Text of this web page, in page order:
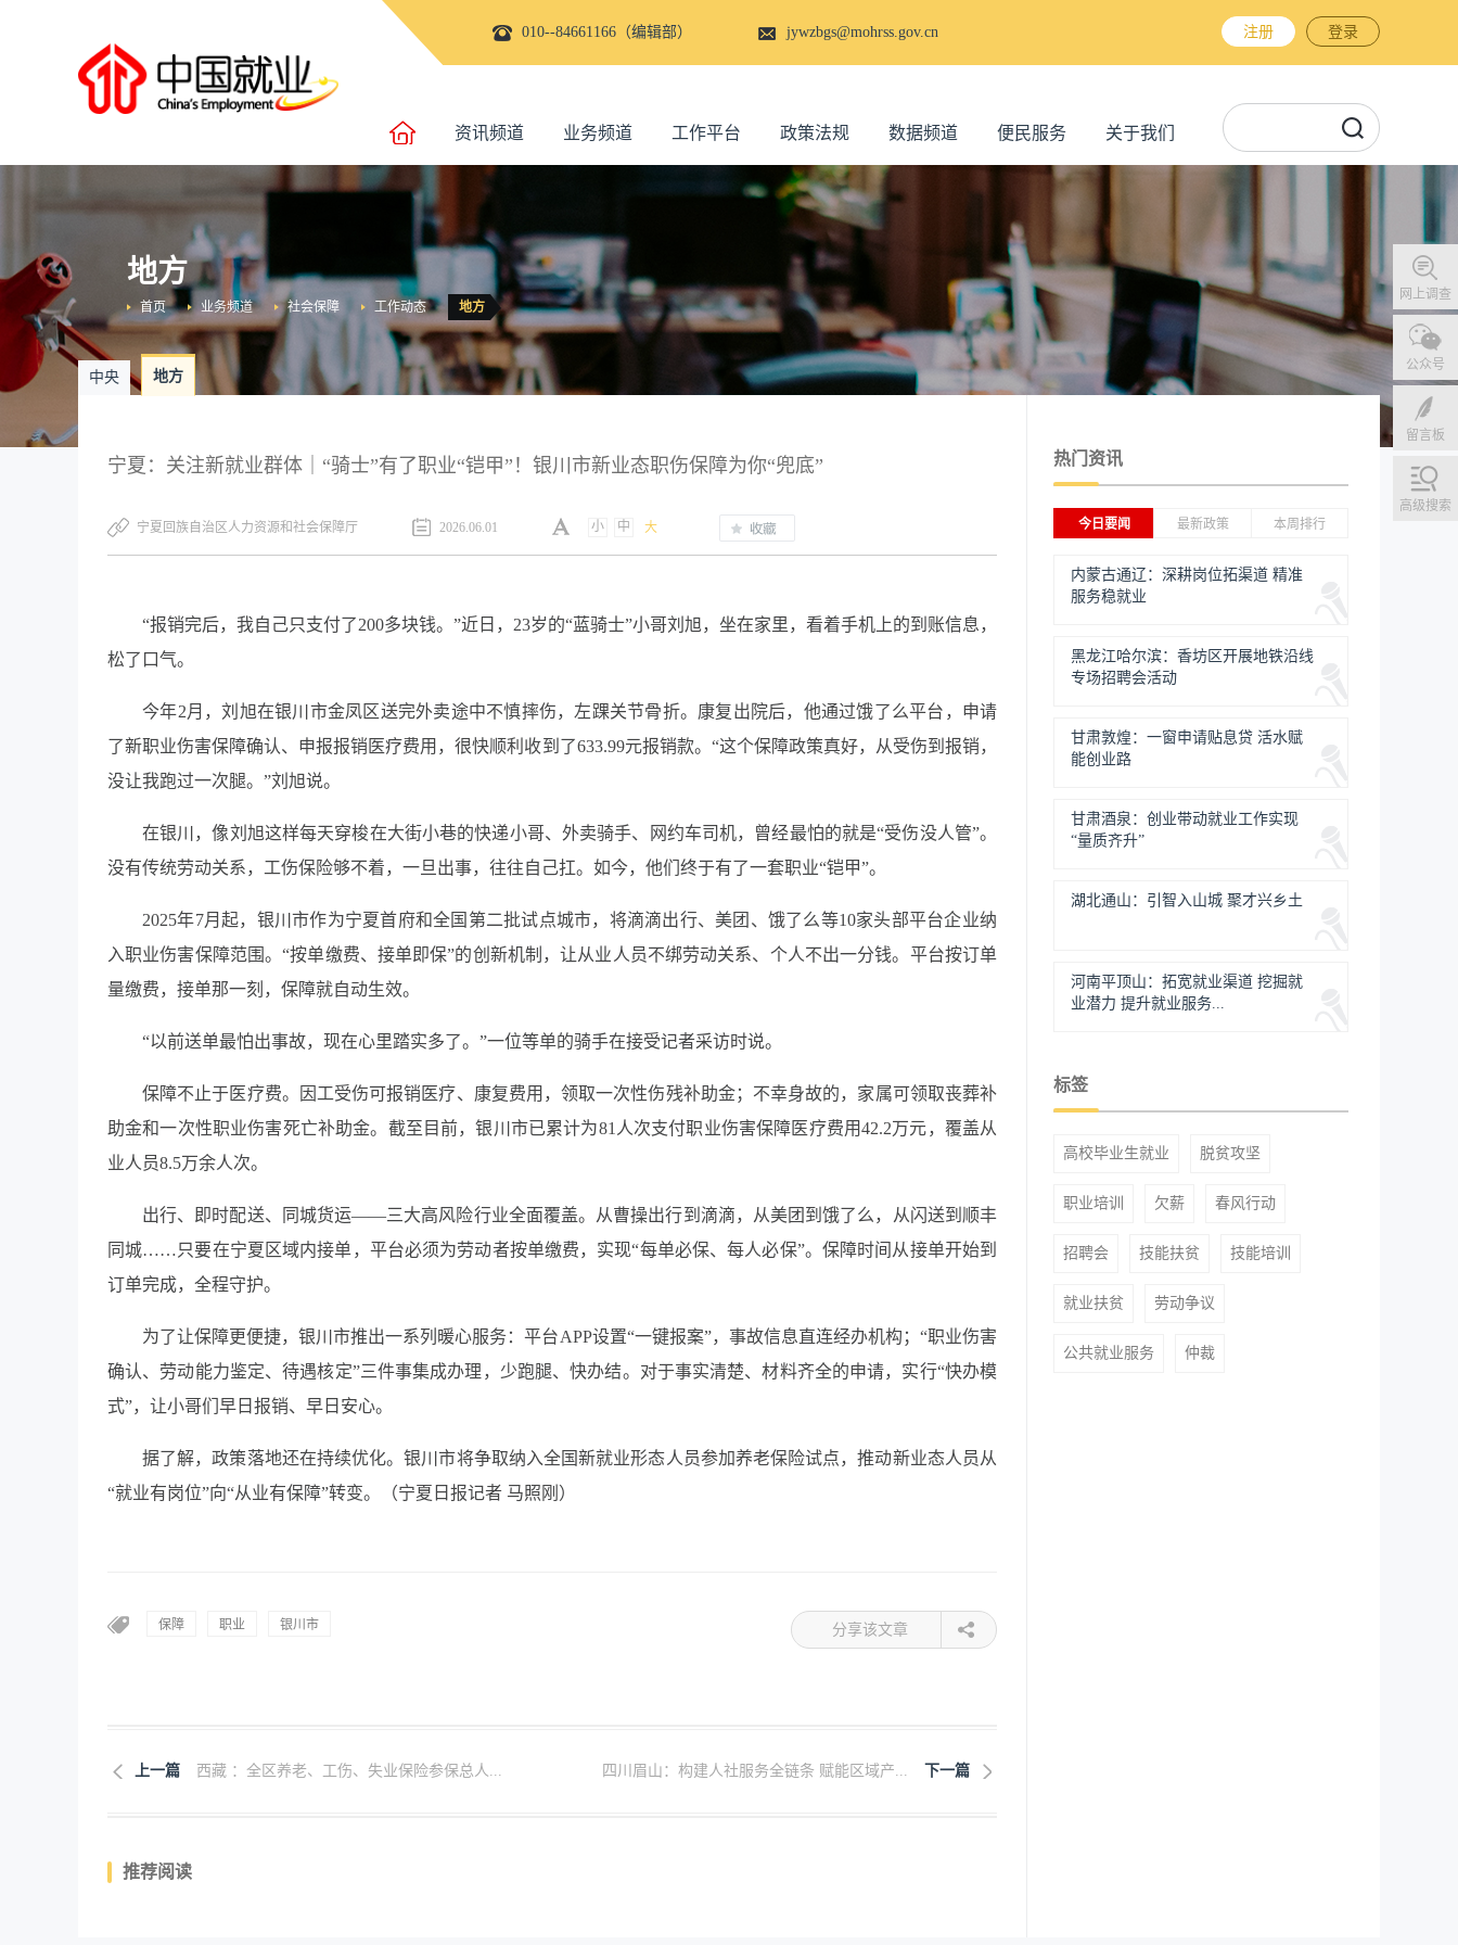
010--84661166（编辑部） jywzbgs@mohrss.gov.cn 注册 登录
资讯频道 业务频道 工作平台 政策法规 数据频道 便民服务 关于我们
网上调查
公众号
留言板
高级搜索
地方
地方
工作动态
社会保障
业务频道
首页
中央 地方
宁夏：关注新就业群体｜“骑士”有了职业“铠甲”！银川市新业态职伤保障为你“兜底”
宁夏回族自治区人力资源和社会保障厅 2026.06.01 小 中 大
“报销完后，我自己只支付了200多块钱。”近日，23岁的“蓝骑士”小哥刘旭，坐在家里，看着手机上的到账信息，
松了口气。
今年2月，刘旭在银川市金凤区送完外卖途中不慎摔伤，左踝关节骨折。康复出院后，他通过饿了么平台，申请
了新职业伤害保障确认、申报报销医疗费用，很快顺利收到了633.99元报销款。“这个保障政策真好，从受伤到报销，
没让我跑过一次腿。”刘旭说。
在银川，像刘旭这样每天穿梭在大街小巷的快递小哥、外卖骑手、网约车司机，曾经最怕的就是“受伤没人管”。
没有传统劳动关系，工伤保险够不着，一旦出事，往往自己扛。如今，他们终于有了一套职业“铠甲”。
2025年7月起，银川市作为宁夏首府和全国第二批试点城市，将滴滴出行、美团、饿了么等10家头部平台企业纳
入职业伤害保障范围。“按单缴费、接单即保”的创新机制，让从业人员不绑劳动关系、个人不出一分钱。平台按订单
量缴费，接单那一刻，保障就自动生效。
“以前送单最怕出事故，现在心里踏实多了。”一位等单的骑手在接受记者采访时说。
保障不止于医疗费。因工受伤可报销医疗、康复费用，领取一次性伤残补助金；不幸身故的，家属可领取丧葬补
助金和一次性职业伤害死亡补助金。截至目前，银川市已累计为81人次支付职业伤害保障医疗费用42.2万元，覆盖从
业人员8.5万余人次。
出行、即时配送、同城货运——三大高风险行业全面覆盖。从曹操出行到滴滴，从美团到饿了么，从闪送到顺丰
同城……只要在宁夏区域内接单，平台必须为劳动者按单缴费，实现“每单必保、每人必保”。保障时间从接单开始到
订单完成，全程守护。
为了让保障更便捷，银川市推出一系列暖心服务：平台APP设置“一键报案”，事故信息直连经办机构；“职业伤害
确认、劳动能力鉴定、待遇核定”三件事集成办理，少跑腿、快办结。对于事实清楚、材料齐全的申请，实行“快办模
式”，让小哥们早日报销、早日安心。
据了解，政策落地还在持续优化。银川市将争取纳入全国新就业形态人员参加养老保险试点，推动新业态人员从
“就业有岗位”向“从业有保障”转变。（宁夏日报记者 马照刚）
保障 职业 银川市 分享该文章
上一篇 西藏 ：全区养老、工伤、失业保险参保总人... 下一篇
四川眉山：构建人社服务全链条 赋能区域产...
推荐阅读
热门资讯
今日要闻 最新政策 本周排行
内蒙古通辽：深耕岗位拓渠道 精准
服务稳就业
黑龙江哈尔滨：香坊区开展地铁沿线
专场招聘会活动
甘肃敦煌：一窗申请贴息贷 活水赋
能创业路
甘肃酒泉：创业带动就业工作实现
“量质齐升”
湖北通山：引智入山城 聚才兴乡土
河南平顶山：拓宽就业渠道 挖掘就
业潜力 提升就业服务...
标签
高校毕业生就业 脱贫攻坚
职业培训 欠薪 春风行动
招聘会 技能扶贫 技能培训
就业扶贫 劳动争议
公共就业服务 仲裁